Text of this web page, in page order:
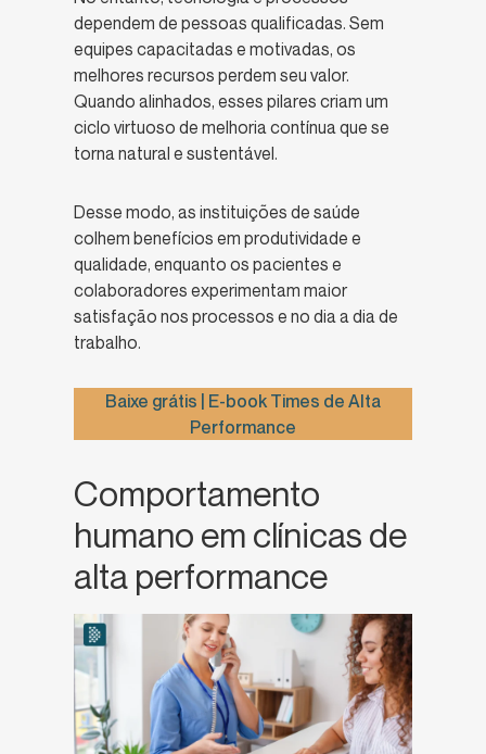
dependem de pessoas qualificadas. Sem
equipes capacitadas e motivadas, os
melhores recursos perdem seu valor.
Quando alinhados, esses pilares criam um
ciclo virtuoso de melhoria contínua que se
torna natural e sustentável.
Desse modo, as instituições de saúde
colhem benefícios em produtividade e
qualidade, enquanto os pacientes e
colaboradores experimentam maior
satisfação nos processos e no dia a dia de
trabalho.
Baixe grátis | E-book Times de Alta
Performance
Comportamento
humano em clínicas de
alta performance